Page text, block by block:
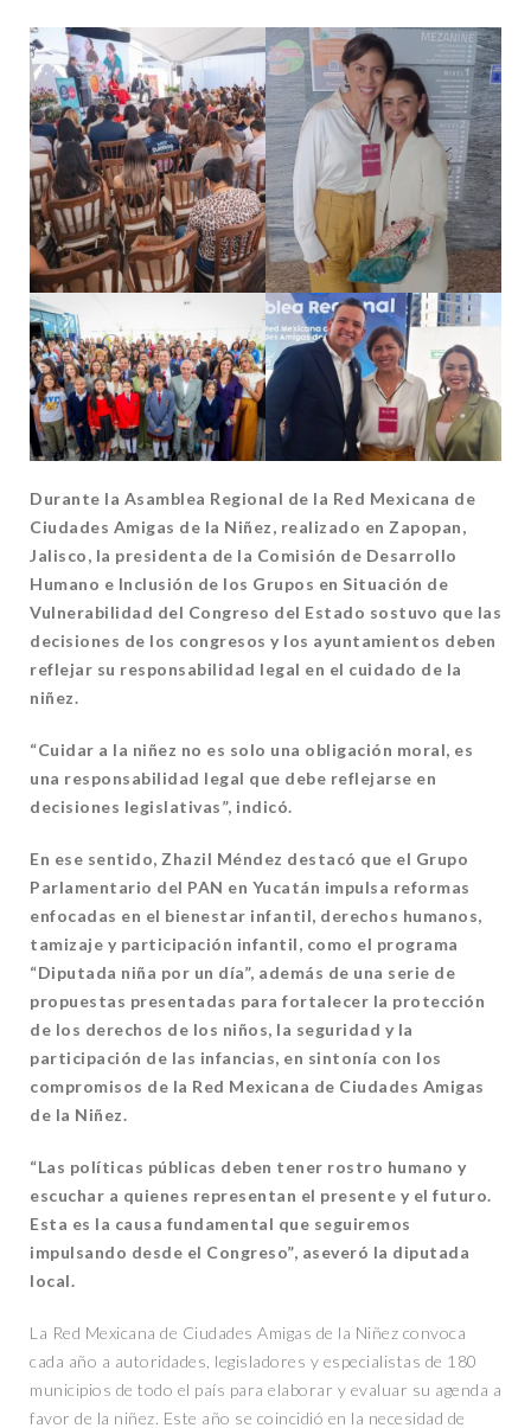
Durante la Asamblea Regional de la Red Mexicana de
Ciudades Amigas de la Niñez, realizado en Zapopan,
Jalisco, la presidenta de la Comisión de Desarrollo
Humano e Inclusión de los Grupos en Situación de
Vulnerabilidad del Congreso del Estado sostuvo que las
decisiones de los congresos y los ayuntamientos deben
reflejar su responsabilidad legal en el cuidado de la
niñez.
“Cuidar a la niñez no es solo una obligación moral, es
una responsabilidad legal que debe reflejarse en
decisiones legislativas”, indicó.
En ese sentido, Zhazil Méndez destacó que el Grupo
Parlamentario del PAN en Yucatán impulsa reformas
enfocadas en el bienestar infantil, derechos humanos,
tamizaje y participación infantil, como el programa
“Diputada niña por un día”, además de una serie de
propuestas presentadas para fortalecer la protección
de los derechos de los niños, la seguridad y la
participación de las infancias, en sintonía con los
compromisos de la Red Mexicana de Ciudades Amigas
de la Niñez.
“Las políticas públicas deben tener rostro humano y
escuchar a quienes representan el presente y el futuro.
Esta es la causa fundamental que seguiremos
impulsando desde el Congreso”, aseveró la diputada
local.
La Red Mexicana de Ciudades Amigas de la Niñez convoca
cada año a autoridades, legisladores y especialistas de 180
municipios de todo el país para elaborar y evaluar su agenda a
favor de la niñez. Este año se coincidió en la necesidad de